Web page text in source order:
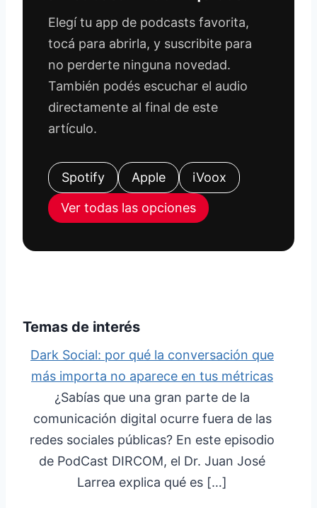
Elegí tu app de podcasts favorita,
tocá para abrirla, y suscribite para
no perderte ninguna novedad.
También podés escuchar el audio
directamente al final de este
artículo.
Spotify Apple iVoox
Ver todas las opciones
Temas de interés
Dark Social: por qué la conversación que
más importa no aparece en tus métricas
¿Sabías que una gran parte de la
comunicación digital ocurre fuera de las
redes sociales públicas? En este episodio
de PodCast DIRCOM, el Dr. Juan José
Larrea explica qué es […]